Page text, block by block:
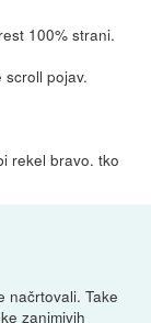
100% strani.
pojav.
rekel bravo. tko
načrtovali. Take
zanimivih